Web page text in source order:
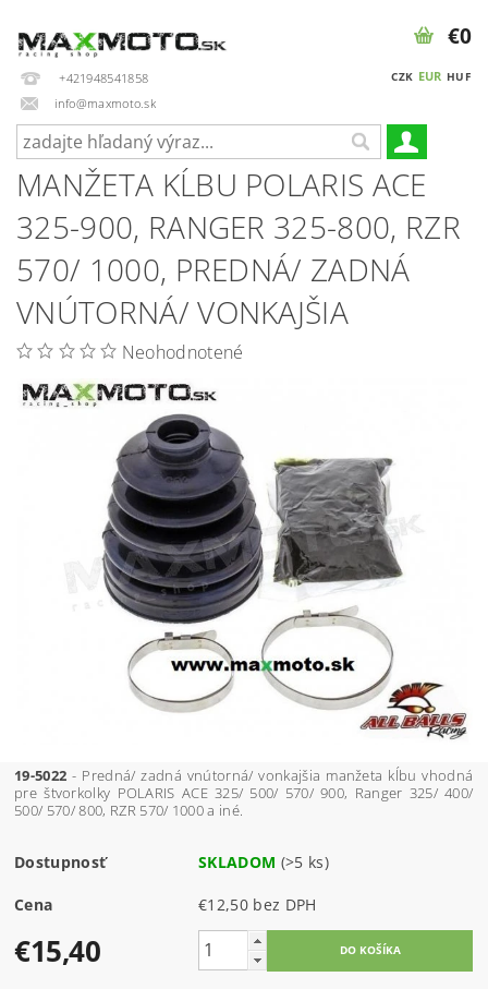
+421948541858
info@maxmoto.sk
CZK EUR HUF
€0
MANŽETA KĹBU POLARIS ACE
325-900, RANGER 325-800, RZR
570/ 1000, PREDNÁ/ ZADNÁ
VNÚTORNÁ/ VONKAJŠIA
Neohodnotené
19-5022 - Predná/ zadná vnútorná/ vonkajšia manžeta kĺbu vhodná
pre štvorkolky POLARIS ACE 325/ 500/ 570/ 900, Ranger 325/ 400/
500/ 570/ 800, RZR 570/ 1000 a iné.
Dostupnosť SKLADOM (>5 ks)
Cena €12,50 bez DPH
€15,40